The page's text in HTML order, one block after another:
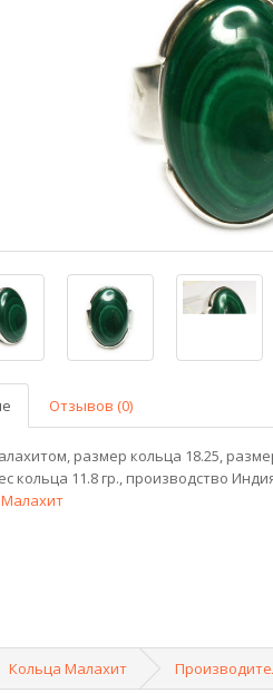
Отзывов (0)
размер кольца 18.25,
кольца 11.8 гр., производство
Малахит
Кольца Малахит